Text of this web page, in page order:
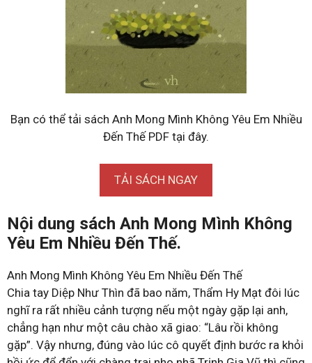
Bạn có thể tải sách Anh Mong Mình Không Yêu Em Nhiều
Đến Thế PDF tại đây.
TẢI SÁCH NGAY
Nội dung sách Anh Mong Mình Không
Yêu Em Nhiều Đến Thế.
Anh Mong Mình Không Yêu Em Nhiều Đến Thế
Chia tay Diệp Như Thìn đã bao năm, Thẩm Hy Mạt đôi lúc
nghĩ ra rất nhiều cảnh tượng nếu một ngày gặp lại anh,
chẳng hạn như một câu chào xã giao: “Lâu rồi không
gặp”. Vậy nhưng, đúng vào lúc cô quyết định bước ra khỏi